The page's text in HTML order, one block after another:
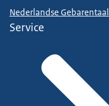
Nederlandse Gebarentaal
Service